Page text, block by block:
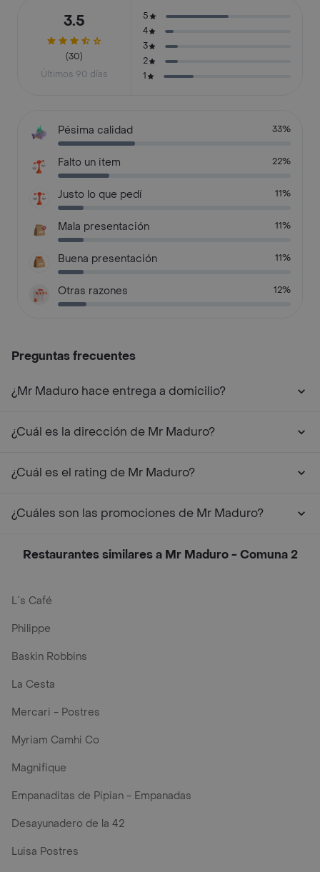
3.5
(30)
Últimos 90 días
5
4
3
2
1
Pésima calidad 33%
Falto un item 22%
Justo lo que pedí 11%
Mala presentación 11%
Buena presentación 11%
Otras razones 12%
Preguntas frecuentes
¿Mr Maduro hace entrega a domicilio?
¿Cuál es la dirección de Mr Maduro?
¿Cuál es el rating de Mr Maduro?
¿Cuáles son las promociones de Mr Maduro?
Restaurantes similares a Mr Maduro - Comuna 2
L´s Café
Philippe
Baskin Robbins
La Cesta
Mercari - Postres
Myriam Camhi Co
Magnifique
Empanaditas de Pipian - Empanadas
Desayunadero de la 42
Luisa Postres